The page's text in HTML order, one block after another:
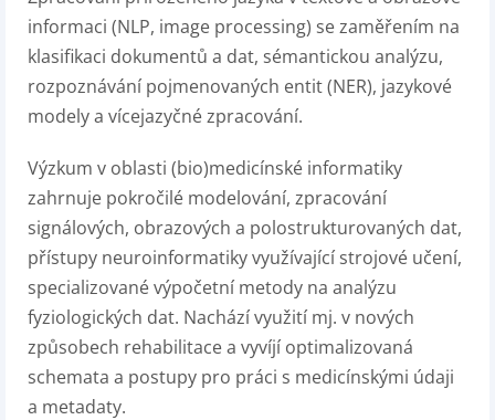
informaci (NLP, image processing) se zaměřením na
klasifikaci dokumentů a dat, sémantickou analýzu,
rozpoznávání pojmenovaných entit (NER), jazykové
modely a vícejazyčné zpracování.
Výzkum v oblasti (bio)medicínské informatiky
zahrnuje pokročilé modelování, zpracování
signálových, obrazových a polostrukturovaných dat,
přístupy neuroinformatiky využívající strojové učení,
specializované výpočetní metody na analýzu
fyziologických dat. Nachází využití mj. v nových
způsobech rehabilitace a vyvíjí optimalizovaná
schemata a postupy pro práci s medicínskými údaji
a metadaty.